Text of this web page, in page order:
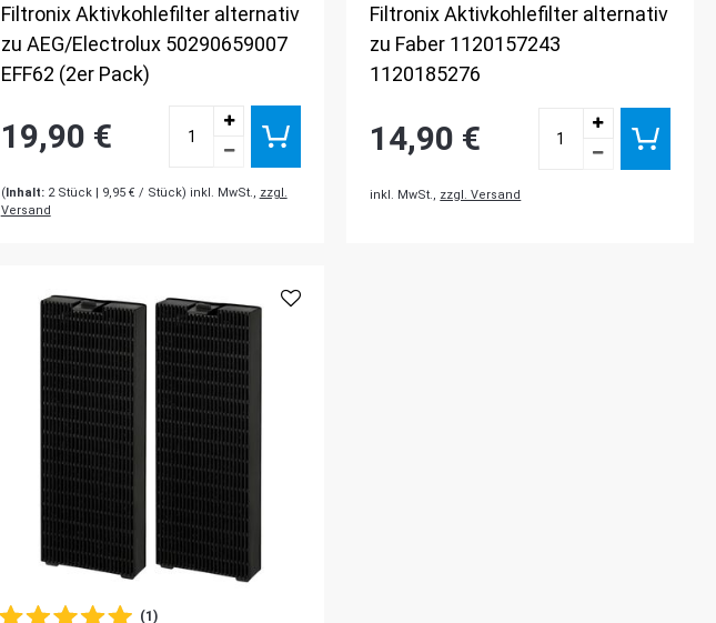
Filtronix Aktivkohlefilter alternativ
zu AEG/Electrolux 50290659007
EFF62 (2er Pack)
19,90 €
(Inhalt:2 Stück| 9,95 € / Stück) inkl. MwSt., zzgl.
Versand
Filtronix Aktivkohlefilter alternativ
zu Faber 1120157243
1120185276
14,90 €
inkl. MwSt., zzgl. Versand
(1)